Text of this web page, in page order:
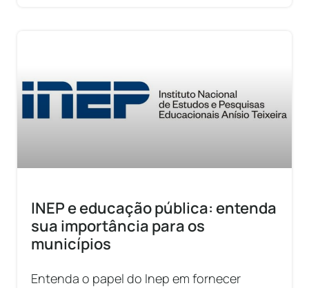
INEP e educação pública: entenda
sua importância para os
municípios
Entenda o papel do Inep em fornecer